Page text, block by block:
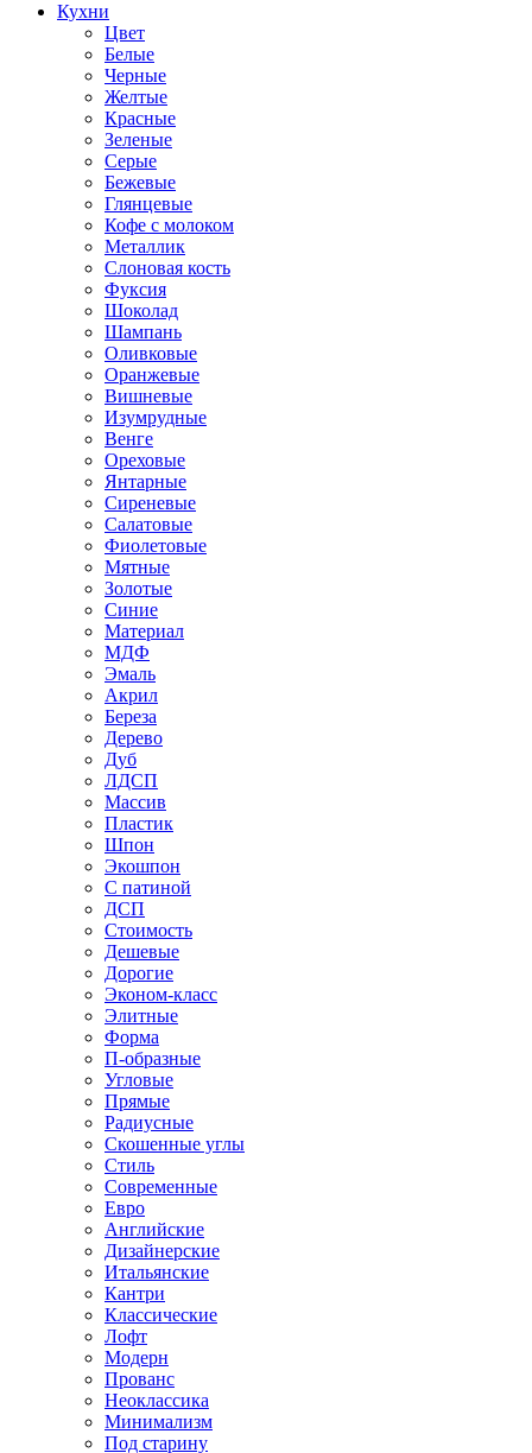
Кухни
Цвет
Белые
Черные
Желтые
Красные
Зеленые
Серые
Бежевые
Глянцевые
Кофе с молоком
Металлик
Слоновая кость
Фуксия
Шоколад
Шампань
Оливковые
Оранжевые
Вишневые
Изумрудные
Венге
Ореховые
Янтарные
Сиреневые
Салатовые
Фиолетовые
Мятные
Золотые
Синие
Материал
МДФ
Эмаль
Акрил
Береза
Дерево
Дуб
ЛДСП
Массив
Пластик
Шпон
Экошпон
С патиной
ДСП
Стоимость
Дешевые
Дорогие
Эконом-класс
Элитные
Форма
П-образные
Угловые
Прямые
Радиусные
Скошенные углы
Стиль
Современные
Евро
Английские
Дизайнерские
Итальянские
Кантри
Классические
Лофт
Модерн
Прованс
Неоклассика
Минимализм
Под старину